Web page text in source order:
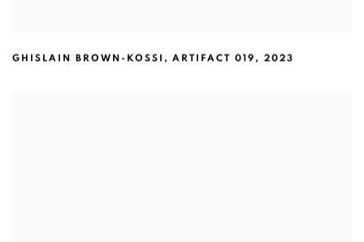
GHISLAIN BROWN-KOSSI ,ARTIFACT 019 ,2023